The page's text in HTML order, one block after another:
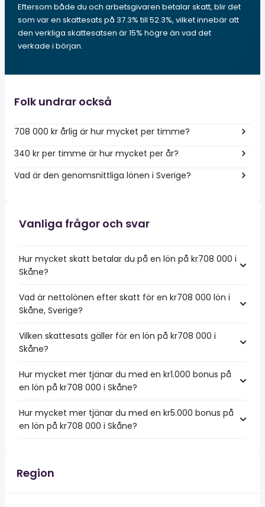
Eftersom både du och arbetsgivaren betalar skatt, blir det
som var en skattesats på 37.3% till 52.3%, vilket innebär att
den verkliga skattesatsen är 15% högre än vad det
verkade i början.
Folk undrar också
708 000 kr årlig är hur mycket per timme?
340 kr per timme är hur mycket per år?
Vad är den genomsnittliga lönen i Sverige?
Vanliga frågor och svar
Hur mycket skatt betalar du på en lön på kr708 000 i
Skåne?
Vad är nettolönen efter skatt för en kr708 000 lön i
Skåne, Sverige?
Vilken skattesats gäller för en lön på kr708 000 i
Skåne?
Hur mycket mer tjänar du med en kr1.000 bonus på
en lön på kr708 000 i Skåne?
Hur mycket mer tjänar du med en kr5.000 bonus på
en lön på kr708 000 i Skåne?
Region